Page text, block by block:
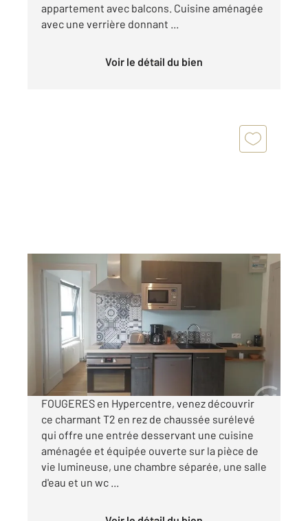
appartement avec balcons. Cuisine aménagée
avec une verrière donnant ...
Voir le détail du bien
FOUGERES 35
38,50 m
, 2 pièces
Ref : 6780
Appartement à louer
550 €
par mois charges comprises
FOUGERES en Hypercentre, venez découvrir
ce charmant T2 en rez de chaussée surélevé
qui offre une entrée desservant une cuisine
aménagée et équipée ouverte sur la pièce de
vie lumineuse, une chambre séparée, une salle
d'eau et un wc ...